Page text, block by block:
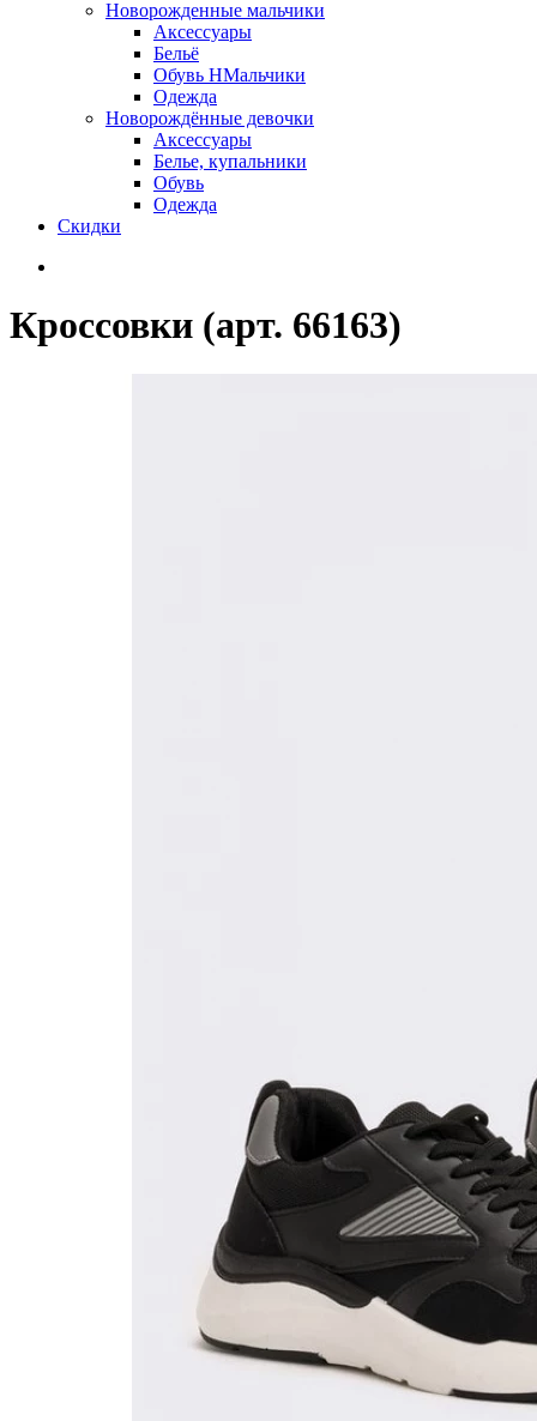
Новорожденные мальчики
Аксессуары
Бельё
Обувь НМальчики
Одежда
Новорождённые девочки
Аксессуары
Белье, купальники
Обувь
Одежда
Скидки
Кроссовки (арт. 66163)